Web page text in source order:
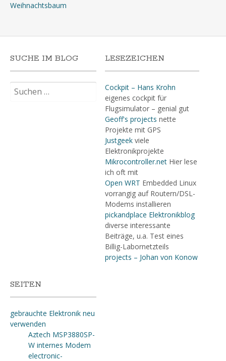
Weihnachtsbaum
SUCHE IM BLOG
nach:
LESEZEICHEN
Cockpit – Hans Krohn
eigenes cockpit für
Flugsimulator – genial gut
Geoff's projects nette
Projekte mit GPS
Justgeekviele
Elektronikprojekte
Mikrocontroller.netHier lese
ich oft mit
Open WRT Embedded Linux
vorrangig auf Routern/DSL-
Modems installieren
pickandplace Elektronikblog
diverse interessante
Beiträge, u.a. Test eines
Billig-Labornetzteils
projects – Johan von Konow
SEITEN
gebrauchte Elektronik neu
verwenden
Aztech MSP3880SP-
W internes Modem
electronic-